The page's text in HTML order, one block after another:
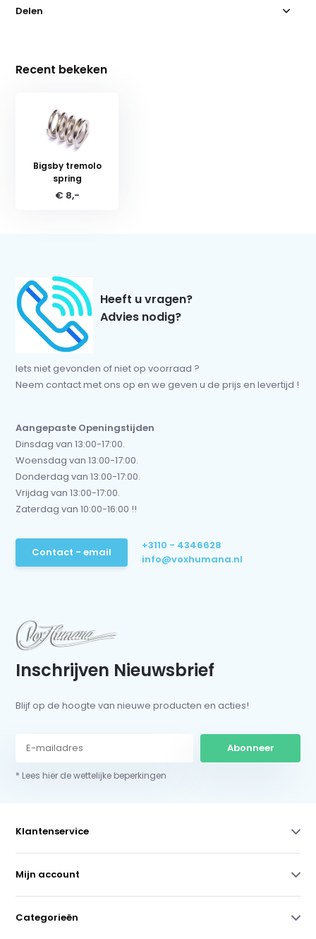
Delen
Recent bekeken
Bigsby tremolo
spring
€ 8,-
Heeft u vragen?
Advies nodig?
Iets niet gevonden of niet op voorraad ?
Neem contact met ons op en we geven u de prijs en levertijd !
Aangepaste Openingstijden
Dinsdag van 13:00-17:00.
Woensdag van 13:00-17:00.
Donderdag van 13:00-17:00.
Vrijdag van 13:00-17:00.
Zaterdag van 10:00-16:00 !!
Contact - email
+3110 - 4346628
info@voxhumana.nl
Inschrijven Nieuwsbrief
Blijf op de hoogte van nieuwe producten en acties!
Abonneer
* Lees hier de wettelijke beperkingen
Klantenservice
Mijn account
Categorieën